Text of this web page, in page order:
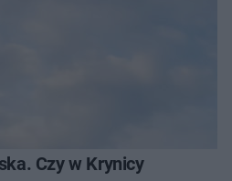
Czy w Krynicy